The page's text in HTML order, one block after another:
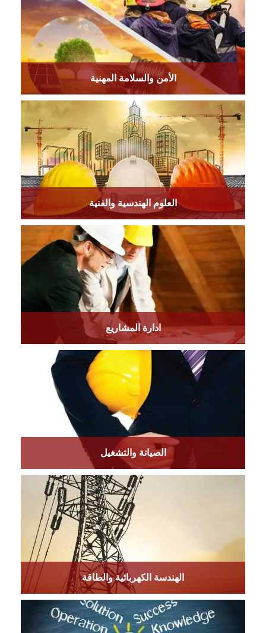
الأمن والسلامة المهنية
العلوم الهندسية والفنية
ادارة المشاريع
الصيانة والتشغيل
الهندسة الكهربائية والطاقة